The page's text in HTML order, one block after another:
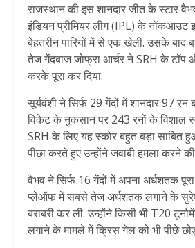
राजस्थान की इस शानदार जीत के स्टार
इंडियन प्रीमियर लीग (IPL) के नॉकआउट
बेहतरीन पारियों में से एक खेली. उसके बाद
तेज गेंदबाज जोफ्रा आर्चर ने SRH के टॉप
करके पूरा कर दिया.
सूर्यवंशी ने सिर्फ 29 गेंदों में शानदार 97
विकेट के नुकसान पर 243 रनों के विशाल
SRH के लिए यह स्कोर बहुत बड़ा साबित
पीछा करते हुए उन्होंने जवाबी हमला करने
वैभव ने सिर्फ 16 गेंदों में अपना अर्धशतक
प्लेऑफ में सबसे तेज अर्धशतक लगाने के सुरेश
बराबरी कर ली. उन्होंने किसी भी T20
लगाने के मामले में क्रिस गेल को भी पीछे